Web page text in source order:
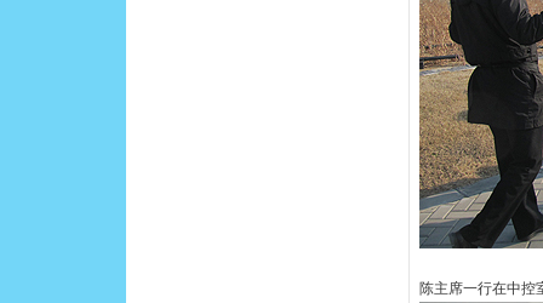
陈主席一行在中